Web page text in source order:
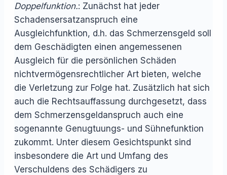
Doppelfunktion.: Zunächst hat jeder
Schadensersatzanspruch eine
Ausgleichfunktion, d.h. das Schmerzensgeld soll
dem Geschädigten einen angemessenen
Ausgleich für die persönlichen Schäden
nichtvermögensrechtlicher Art bieten, welche
die Verletzung zur Folge hat. Zusätzlich hat sich
auch die Rechtsauffassung durchgesetzt, dass
dem Schmerzensgeldanspruch auch eine
sogenannte Genugtuungs- und Sühnefunktion
zukommt. Unter diesem Gesichtspunkt sind
insbesondere die Art und Umfang des
Verschuldens des Schädigers zu